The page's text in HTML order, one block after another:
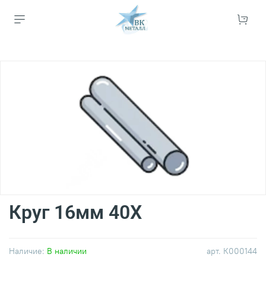
арт. К000144
Наличие: В наличии
Круг 16мм 40Х